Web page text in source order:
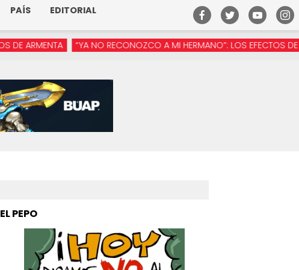
PAÍS
EDITORIAL
“YA NO RECONOZCO A MI HERMANO”: LOS EFECTOS DE LA MANÓSFERA
EL PEPO